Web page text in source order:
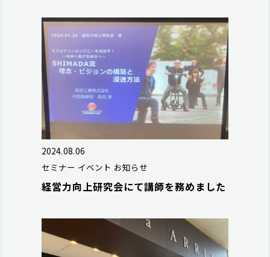
2024.08.06
セミナー イベント お知らせ
経営力向上研究会にて講師を務めました